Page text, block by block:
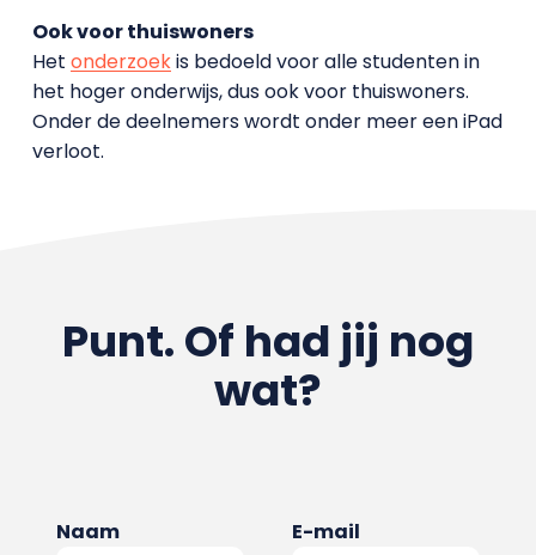
Ook voor thuiswoners
Het onderzoekis bedoeld voor alle studenten in
het hoger onderwijs, dus ook voor thuiswoners.
Onder de deelnemers wordt onder meer een iPad
verloot.
Punt. Of had jij nog
wat?
Naam E-mail